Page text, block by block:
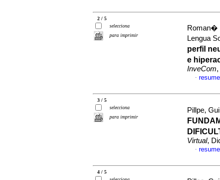
2 / 5
selecciona
para imprimir
Roman�
Lengua
perfil
e
InveCom
·
3 / 5
selecciona
para imprimir
Pillpe,
Virtual,
·
4 / 5